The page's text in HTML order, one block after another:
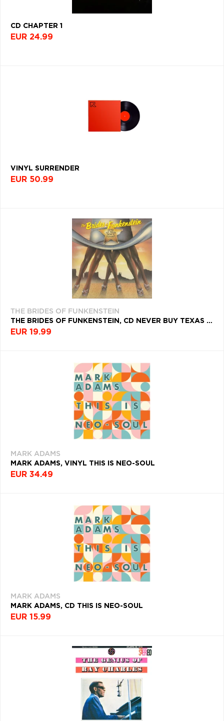
CD CHAPTER 1
EUR 24.99
VINYL SURRENDER
EUR 50.99
THE BRIDES OF FUNKENSTEIN
THE BRIDES OF FUNKENSTEIN, CD NEVER BUY TEXAS FROM A COWBOY
EUR 19.99
MARK ADAMS
MARK ADAMS, VINYL THIS IS NEO-SOUL
EUR 34.49
MARK ADAMS
MARK ADAMS, CD THIS IS NEO-SOUL
EUR 15.99